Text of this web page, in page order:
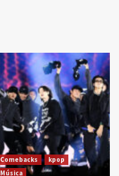
Comebacks
kpop
Música